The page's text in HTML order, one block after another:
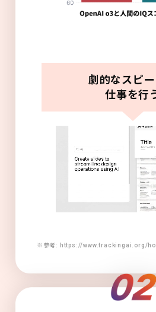
劇的なスピ
仕事を行
※参考: https://www.trackingai.org/